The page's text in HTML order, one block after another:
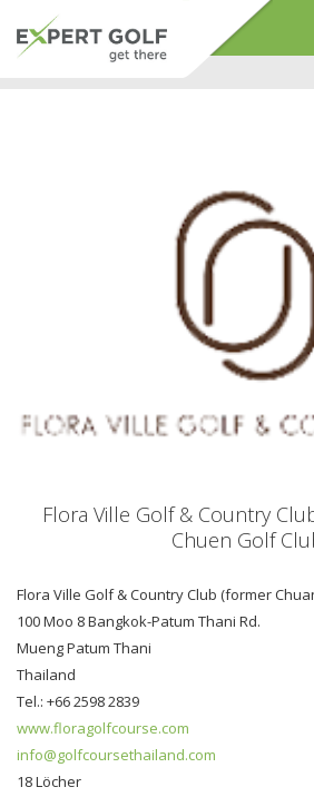
Flora Ville Golf & Country
Chuen Golf
Flora Ville Golf & Country Club (former
100 Moo 8 Bangkok-Patum Thani Rd.
Mueng Patum Thani
Thailand
Tel.: +66 2598 2839
www.floragolfcourse.com
info@golfcoursethailand.com
18 Löcher